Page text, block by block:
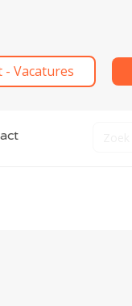
- Vacatures